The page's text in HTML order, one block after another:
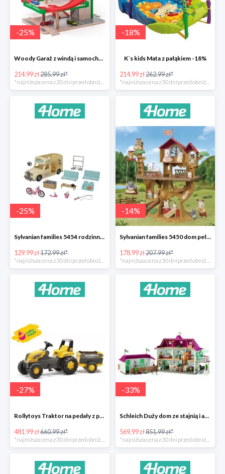
-25%
Woody Garaż z windą i samochodziki SIKU -25%
214.99 zł285.99 zł*
-18%
K´s kids Mata z pałąkiem -18%
214.99 zł262.99 zł*
-25%
Sylvanian families 5454 rodzinny kamper -25%
129.99 zł172.99 zł*
*najniższa cena z 30 dni przed obniżką
-14%
Sylvanian families 5450 dom pełen przygód na drzewie -14%
178.99 zł207.99 zł*
*najniższa cena z 30 dni przed obniżką
-27%
Rollytoys Traktor na pedały z przyczepą Farm Rolly Junior -27%
481.99 zł660.99 zł*
-33%
Schleich Duży dom ze stajnią i akcesoriami -33%
569.99 zł851.99 zł*